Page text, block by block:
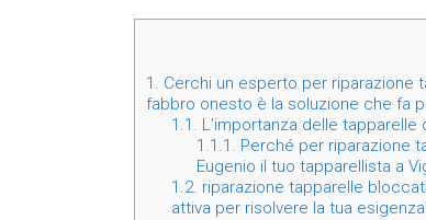
1. Cerchi un esperto per riparazione
fabbro onesto è la soluzione che fa
1.1. L’importanza delle tapparelle
1.1.1. Perché per riparazione
Eugenio il tuo tapparellista a
1.2. riparazione tapparelle
attiva per risolvere la tua